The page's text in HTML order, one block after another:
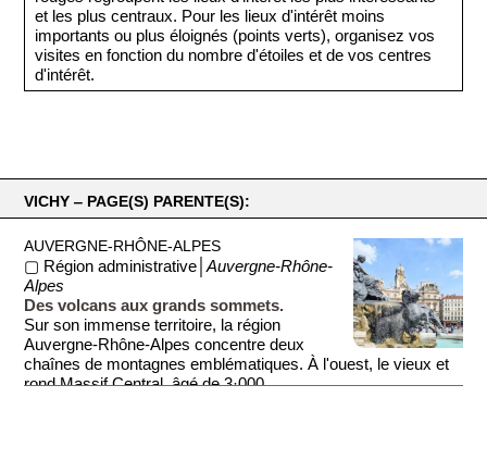
et les plus centraux. Pour les lieux d'intérêt moins
importants ou plus éloignés (points verts), organisez vos
visites en fonction du nombre d'étoiles et de vos centres
d'intérêt.
VICHY ‒ PAGE(S) PARENTE(S):
AUVERGNE-RHÔNE-ALPES
▢ Région administrative│Auvergne-Rhône-
Alpes
Des volcans aux grands sommets.
Sur son immense territoire, la région
Auvergne-Rhône-Alpes concentre deux
chaînes de montagnes emblématiques. À l'ouest, le vieux et
rond Massif Central, âgé de 3·000...